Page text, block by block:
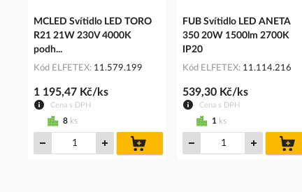
MCLED Svítidlo LED TORO
R21 21W 230V 4000K
podh...
Kód ELFETEX 11.579.199
Cena s DPH
1 195,47 Kč/ks
8 ks
košíku
FUB Svítidlo LED ANETA
350 20W 1500lm 2700K
IP20
Kód ELFETEX 11.114.216
Cena s DPH
539,30 Kč/ks
1 ks